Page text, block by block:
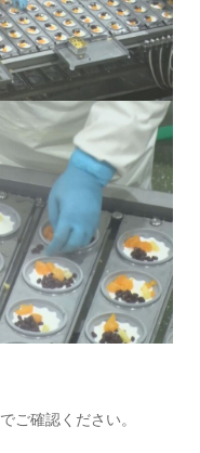
でご確認ください。